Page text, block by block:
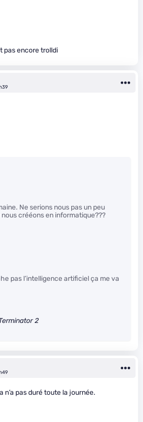
pas encore trolldi
Ne serions nous pas un peu
crééons en informatique???
pas l’intelligence artificiel ça me va
2
n’a pas duré toute la journée.